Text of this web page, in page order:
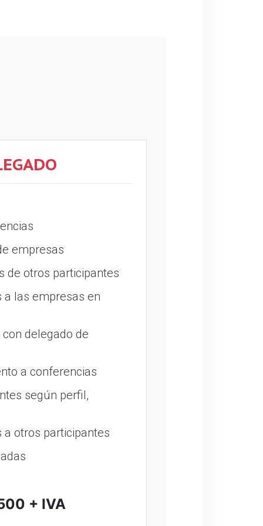
empresas
de otros participantes
a las empresas en
delegado de
a conferencias
según perfil,
a otros participantes
+ IVA